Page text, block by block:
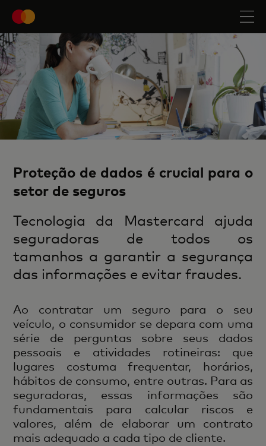
Proteção de dados é crucial para o
setor de seguros
Tecnologia da Mastercard ajuda
seguradoras de todos os
tamanhos a garantir a segurança
das informações e evitar fraudes.
Ao contratar um seguro para o seu
veículo, o consumidor se depara com uma
série de perguntas sobre seus dados
pessoais e atividades rotineiras: que
lugares costuma frequentar, horários,
hábitos de consumo, entre outras. Para as
seguradoras, essas informações são
fundamentais para calcular riscos e
valores, além de elaborar um contrato
mais adequado a cada tipo de cliente.